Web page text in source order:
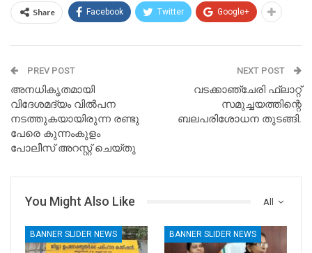
Share Facebook Twitter Google+
PREV POST
അനധികൃതമായി
വിദേശമദ്യം വിൽപന
നടത്തുകയായിരുന്ന രണ്ടു
പേരെ കുന്നംകുളം
പോലീസ് അറസ്റ്റ് ചെയ്തു
NEXT POST
വടക്കാഞ്ചേരി ഫ്ലാറ്റ്
സമുച്ചയത്തിന്റെ
ബലപരിശോധന തുടങ്ങി.
All
You Might Also Like
BANNER SLIDER NEWS BANNER SLIDER NEWS